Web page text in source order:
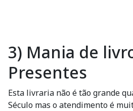
3) Mania de
Presentes
Esta livraria não é tão grande
Século mas o atendimento é